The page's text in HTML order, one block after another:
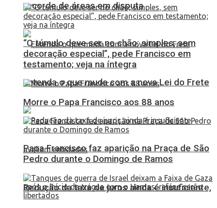
recorde de áreas em disputa
Entenda o que muda com a nova Lei do Frete
Redução da taxa de juros ainda é insuficiente,
“O túmulo deve ser no chão; simples, sem
decoração especial”, pede Francisco em
testamento; veja na íntegra
Morre o Papa Francisco aos 88 anos
Papa Francisco faz aparição na Praça de São
Pedro durante o Domingo de Ramos